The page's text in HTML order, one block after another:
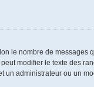
le nombre de
modifier le texte des
administrateur ou un